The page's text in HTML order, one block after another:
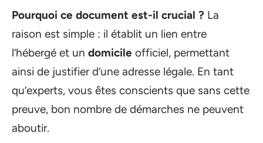
Pourquoi ce document est-il crucial ? La
raison est simple : il établit un lien entre
l’hébergé et un domicile officiel, permettant
ainsi de justifier d’une adresse légale. En tant
qu’experts, vous êtes conscients que sans cette
preuve, bon nombre de démarches ne peuvent
aboutir.